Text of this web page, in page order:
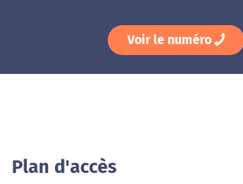
Voir le numéro
Plan d'accès